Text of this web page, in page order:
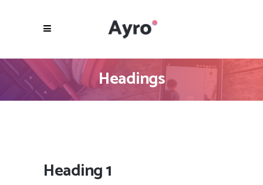
Headings
Heading 1